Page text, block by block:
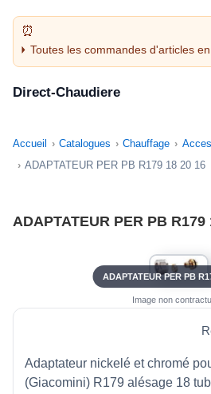
Toutes les commandes d'articles en
avant 14H sont expédiées le jour
Direct-Chaudiere
Accueil Catalogues Chauffage
ADAPTATEUR PER PB R179 18 20 16
ADAPTATEUR PER PB R179
ADAPTATEUR PER PB
Image non
Adaptateur nickelé et chromé
(Giacomini) R179 alésage 18